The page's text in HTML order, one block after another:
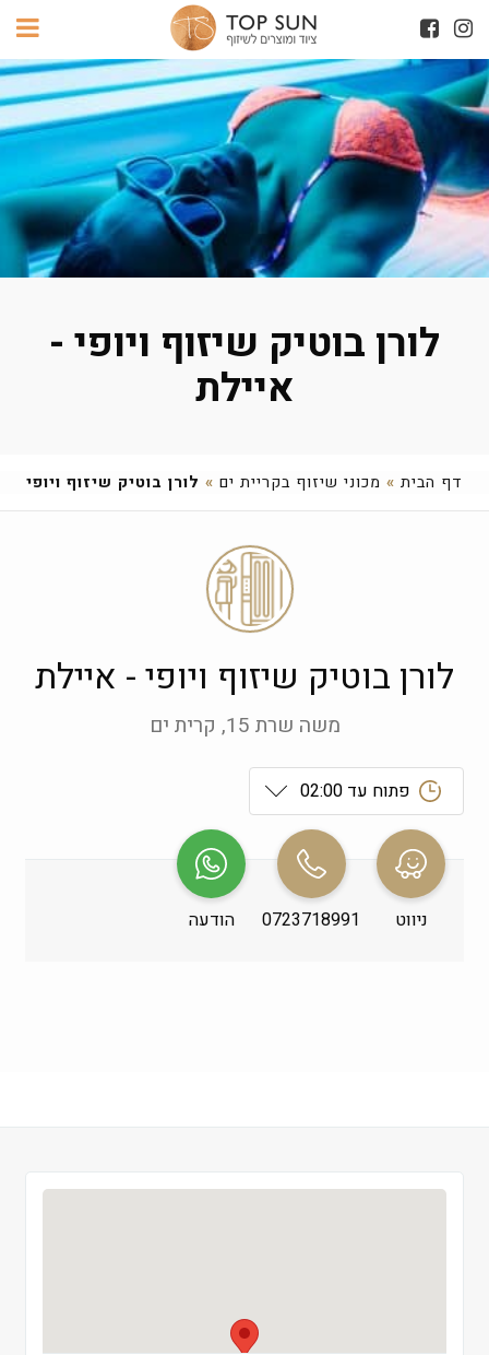
לורן בוטיק שיזוף ויופי -
איילת
דף הבית » מכוני שיזוף בקריית ים » לורן בוטיק שיזוף ויופי
לורן בוטיק שיזוף ויופי - איילת
משה שרת 15, קרית ים
פתוח עד 02:00
ראשון
שני
09:00-19:00
שלישי
ניווט 0723718991 הודעה